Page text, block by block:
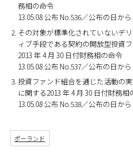
務相の命令
13.05.08 公布 No.536／公布の日か
その対象が標準化されていないデ
ィブ手段である契約の開放型投資
2013 年 4 月 30 日付財務相の命令
13.05.08 公布 No.537／公布の日か
投資ファンド組合を通じた活動の
に関する2013 年 4 月 30 日付財務相
13.05.08 公布 No.538／公布の日か
ポーランド